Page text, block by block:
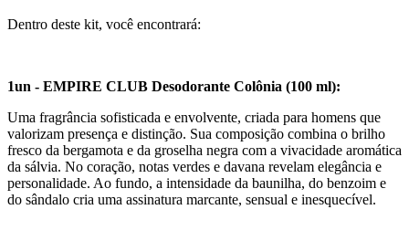
Dentro deste kit, você encontrará:
1un - EMPIRE CLUB Desodorante Colônia (100 ml):
Uma fragrância sofisticada e envolvente, criada para homens que
valorizam presença e distinção. Sua composição combina o brilho
fresco da bergamota e da groselha negra com a vivacidade aromática
da sálvia. No coração, notas verdes e davana revelam elegância e
personalidade. Ao fundo, a intensidade da baunilha, do benzoim e
do sândalo cria uma assinatura marcante, sensual e inesquecível.